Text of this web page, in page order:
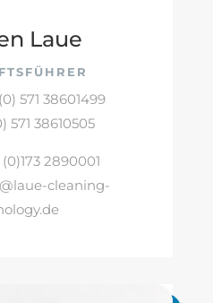
Laue
571 38601499
571 38610505
2890001
cleaning-